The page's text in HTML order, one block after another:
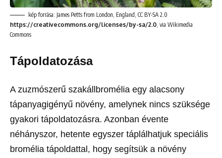
kép forrása: James Petts from London, England, CC BY-SA 2.0
https://creativecommons.org/licenses/by-sa/2.0 , via Wikimedia
Commons
Tápoldatozása
A zuzmószerű szakállbromélia egy alacsony
tápanyagigényű növény, amelynek nincs szüksége
gyakori tápoldatozásra. Azonban évente
néhányszor, hetente egyszer táplálhatjuk speciális
bromélia tápoldattal, hogy segítsük a növény